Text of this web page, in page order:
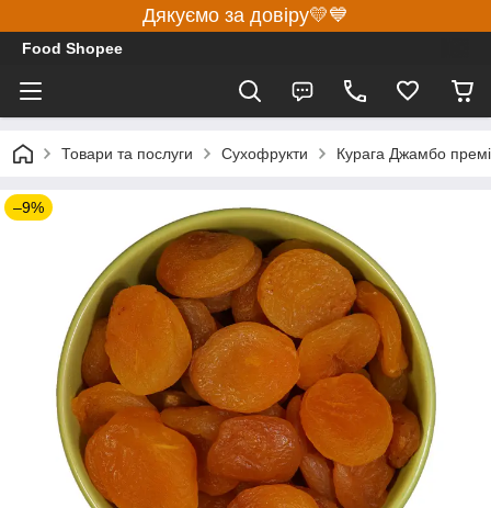
Дякуємо за довіру💛💙
Food Shopee
Товари та послуги Сухофрукти Курага Джамбо
–9%